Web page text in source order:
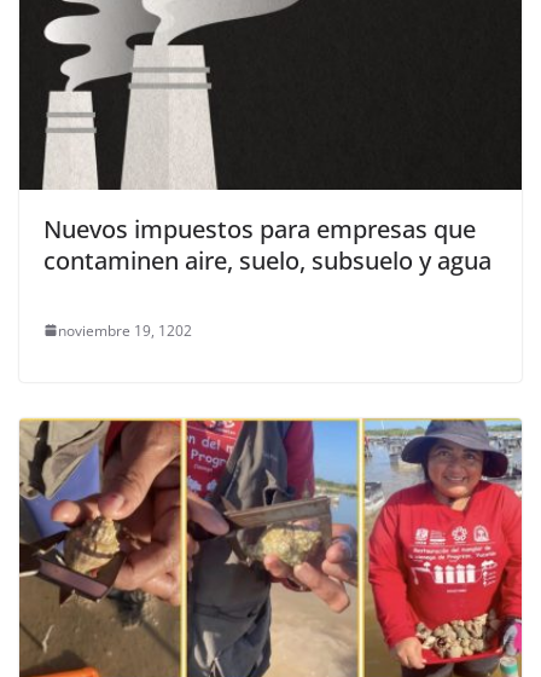
Nuevos impuestos para empresas que
contaminen aire, suelo, subsuelo y agua
noviembre 19, 1202